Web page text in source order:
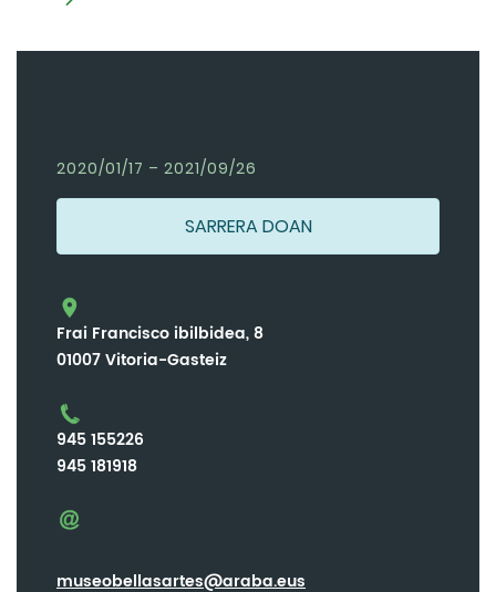
2020/01/17 – 2021/09/26
SARRERA DOAN
Frai Francisco ibilbidea, 8
01007 Vitoria-Gasteiz
945 155226
945 181918
museobellasartes@araba.eus